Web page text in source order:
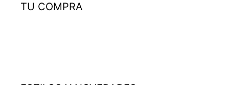
TU COMPRA